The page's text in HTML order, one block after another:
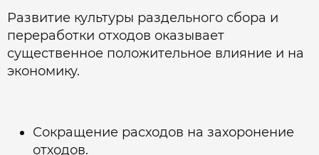
Развитие культуры раздельного сбора и
переработки отходов оказывает
существенное положительное влияние и на
экономику.
Сокращение расходов на захоронение
отходов.